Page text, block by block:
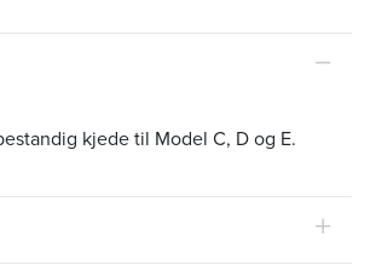
kjede til Model C, D og E.